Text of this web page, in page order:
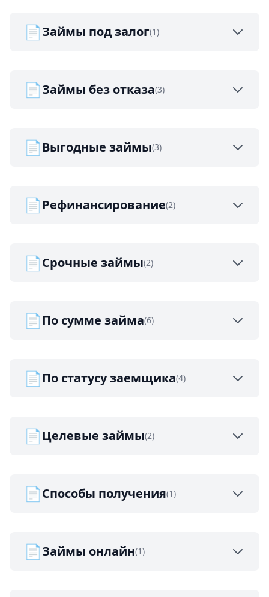
📄Займы под залог(1)
📄Займы без отказа(3)
📄Выгодные займы(3)
📄Рефинансирование(2)
📄Срочные займы(2)
📄По сумме займа(6)
📄По статусу заемщика(4)
📄Целевые займы(2)
📄Способы получения(1)
📄Займы онлайн(1)